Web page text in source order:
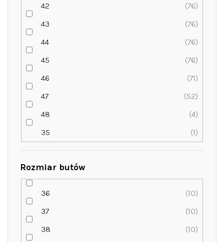
42
76
43
76
44
76
45
76
46
71
47
52
48
4
35
1
Rozmiar butów
36
10
37
10
38
10